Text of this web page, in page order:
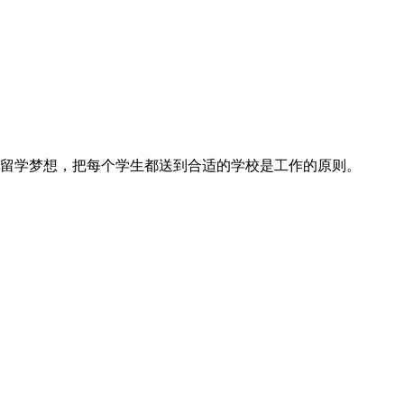
梦想，把每个学生都送到合适的学校是工作的原则。